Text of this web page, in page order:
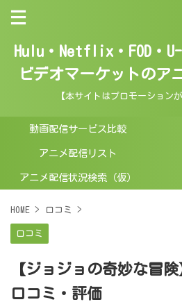
Hulu・Netflix・FOD・U-
ビデオマーケットのア
【本サイトはプロモーション
動画配信サービス比較
アニメ配信リスト
アニメ配信状況検索（仮）
HOME > 口コミ >
口コミ
【ジョジョの奇妙な冒
口コミ・評価